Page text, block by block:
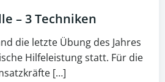
– 3 Techniken
die letzte Übung des Jahres
Hilfeleistung statt. Für die
[…]